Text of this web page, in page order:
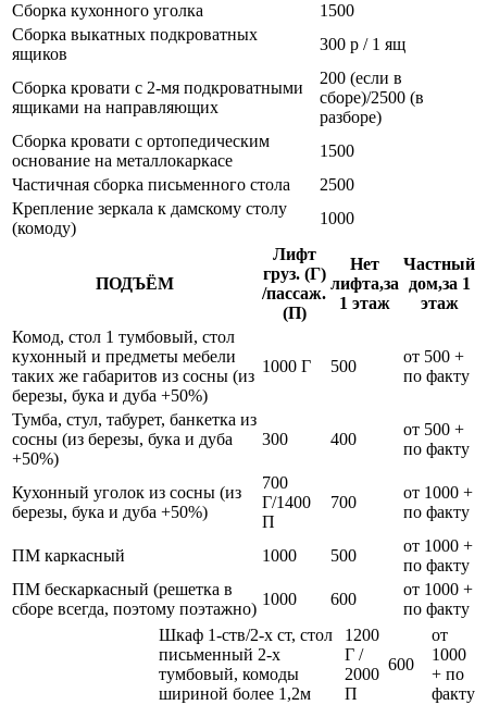
Сборка кухонного уголка
1500
Сборка выкатных подкроватных
ящиков
300 р / 1 ящ
Сборка кровати с 2-мя подкроватными
ящиками на направляющих
200 (если в
сборе)/2500 (в
разборе)
Сборка кровати с ортопедическим
основание на металлокаркасе
1500
Частичная сборка письменного стола
2500
Крепление зеркала к дамскому столу
(комоду)
1000
ПОДЪЁМ
Лифт
груз. (Г)
/пассаж.
(П)
Нет
лифта,за
1 этаж
Частный
дом,за 1
этаж
Комод, стол 1 тумбовый, стол
кухонный и предметы мебели
таких же габаритов из сосны (из
березы, бука и дуба +50%)
1000 Г 500
от 500 +
по факту
Тумба, стул, табурет, банкетка из
сосны (из березы, бука и дуба
+50%)
300 400
от 500 +
по факту
Кухонный уголок из сосны (из
березы, бука и дуба +50%)
700
Г/1400
П
700
от 1000 +
по факту
ПМ каркасный 1000 500
от 1000 +
по факту
ПМ бескаркасный (решетка в
сборе всегда, поэтому поэтажно)
1000 600
от 1000 +
по факту
Шкаф 1-ств/2-х ст, стол
письменный 2-х
тумбовый, комоды
шириной более 1,2м
1200
Г /
2000
П
600
от
1000
+ по
факту